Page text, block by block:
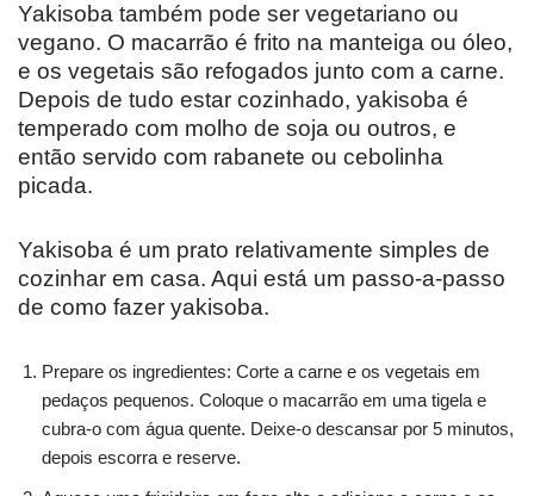
Yakisoba também pode ser vegetariano ou
vegano. O macarrão é frito na manteiga ou óleo,
e os vegetais são refogados junto com a carne.
Depois de tudo estar cozinhado, yakisoba é
temperado com molho de soja ou outros, e
então servido com rabanete ou cebolinha
picada.
Yakisoba é um prato relativamente simples de
cozinhar em casa. Aqui está um passo-a-passo
de como fazer yakisoba.
Prepare os ingredientes: Corte a carne e os vegetais em
pedaços pequenos. Coloque o macarrão em uma tigela e
cubra-o com água quente. Deixe-o descansar por 5 minutos,
depois escorra e reserve.